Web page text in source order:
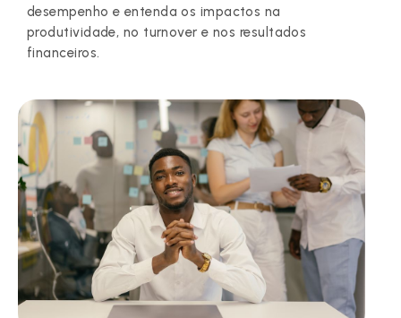
desempenho e entenda os impactos na
produtividade, no turnover e nos resultados
financeiros.